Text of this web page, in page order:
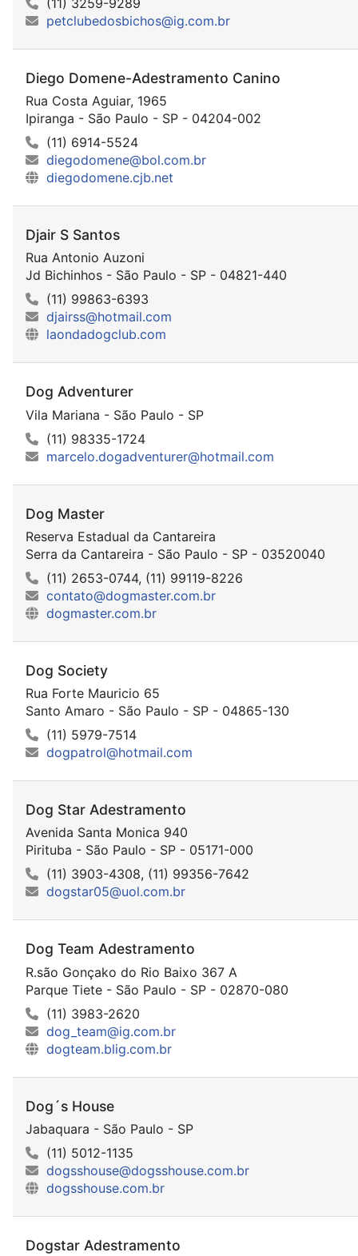
petclubedosbichos@ig.com.br
Diego Domene-Adestramento Canino
Rua Costa Aguiar, 1965
Ipiranga - São Paulo - SP - 04204-002
(11) 6914-5524
diegodomene@bol.com.br
diegodomene.cjb.net
Djair S Santos
Rua Antonio Auzoni
Jd Bichinhos - São Paulo - SP - 04821-440
(11) 99863-6393
djairss@hotmail.com
laondadogclub.com
Dog Adventurer
Vila Mariana - São Paulo - SP
(11) 98335-1724
marcelo.dogadventurer@hotmail.com
Dog Master
Reserva Estadual da Cantareira
Serra da Cantareira - São Paulo - SP - 03520040
(11) 2653-0744, (11) 99119-8226
contato@dogmaster.com.br
dogmaster.com.br
Dog Society
Rua Forte Mauricio 65
Santo Amaro - São Paulo - SP - 04865-130
(11) 5979-7514
dogpatrol@hotmail.com
Dog Star Adestramento
Avenida Santa Monica 940
Pirituba - São Paulo - SP - 05171-000
(11) 3903-4308, (11) 99356-7642
dogstar05@uol.com.br
Dog Team Adestramento
R.são Gonçako do Rio Baixo 367 A
Parque Tiete - São Paulo - SP - 02870-080
(11) 3983-2620
dog_team@ig.com.br
dogteam.blig.com.br
Dog´s House
Jabaquara - São Paulo - SP
(11) 5012-1135
dogsshouse@dogsshouse.com.br
dogsshouse.com.br
Dogstar Adestramento